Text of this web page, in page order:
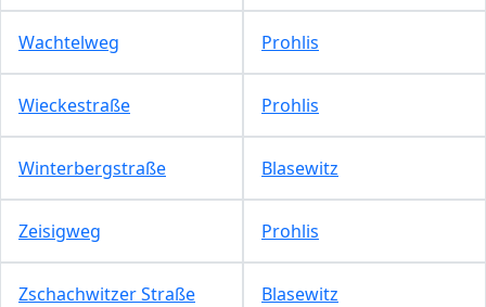
Wachtelweg Prohlis
Wieckestraße Prohlis
Winterbergstraße Blasewitz
Zeisigweg Prohlis
Zschachwitzer Straße Blasewitz